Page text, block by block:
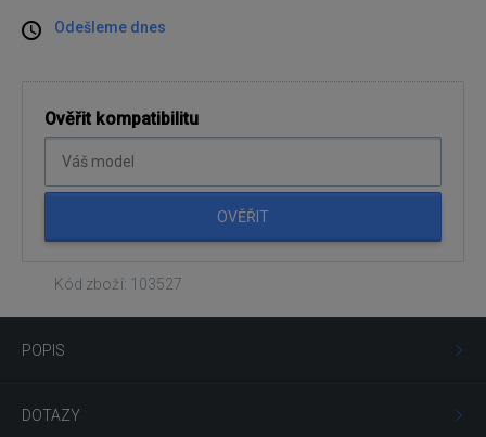
Odešleme dnes
Ověřit kompatibilitu
OVĚŘIT
Kód zboží: 103527
POPIS
DOTAZY